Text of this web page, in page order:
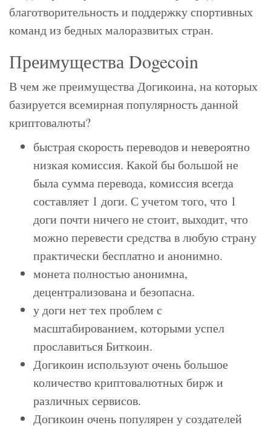
благотворительность и поддержку спортивных
команд из бедных малоразвитых стран.
Преимущества Dogecoin
В чем же преимущества Догикоина, на которых
базируется всемирная популярность данной
криптовалюты?
быстрая скорость переводов и невероятно
низкая комиссия. Какой бы большой не
была сумма перевода, комиссия всегда
составляет 1 доги. С учетом того, что 1
доги почти ничего не стоит, выходит, что
можно перевести средства в любую страну
практически бесплатно и анонимно.
монета полностью анонимна,
децентрализована и безопасна.
у доги нет тех проблем с
масштабированием, которыми успел
прославиться Биткоин.
Догикоин используют очень большое
количество криптовалютных бирж и
различных сервисов.
Догикоин очень популярен у создателей